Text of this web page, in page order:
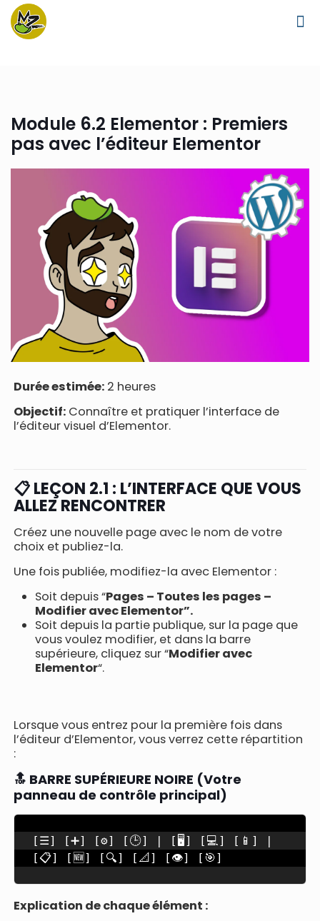
Module 6.2 Elementor : Premiers
pas avec l’éditeur Elementor
Durée estimée: 2 heures
Objectif: Connaître et pratiquer l’interface de
l’éditeur visuel d’Elementor.
📋 LEÇON 2.1 : L’INTERFACE QUE VOUS
ALLEZ RENCONTRER
Créez une nouvelle page avec le nom de votre
choix et publiez-la.
Une fois publiée, modifiez-la avec Elementor :
Soit depuis “Pages – Toutes les pages –
Modifier avec Elementor”.
Soit depuis la partie publique, sur la page que
vous voulez modifier, et dans la barre
supérieure, cliquez sur “Modifier avec
Elementor“.
Lorsque vous entrez pour la première fois dans
l’éditeur d’Elementor, vous verrez cette répartition
:
🔝 BARRE SUPÉRIEURE NOIRE (Votre
panneau de contrôle principal)
[☰] [➕] [⚙️] [🕒] | [🖥️] [💻] [📱] |
[📋] [🆕] [🔍] [📐] [👁️] [🎯]
Explication de chaque élément :